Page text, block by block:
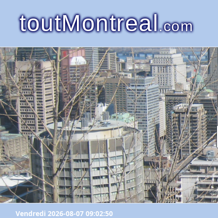
toutMontreal.com
Vendredi 2026-08-07 09:02:50